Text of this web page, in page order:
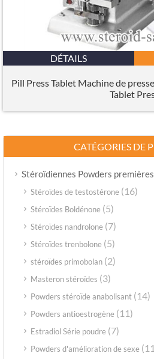
DÉTAILS
Pill Press Tablet Machine de
Tablet
CATÉGORIES DE
Stéroïdiennes Powders premières
Stéroïdes de testostérone (16)
Stéroïdes Boldénone (5)
Stéroïdes nandrolone (7)
Stéroïdes trenbolone (5)
stéroïdes primobolan (2)
Masteron stéroïdes (3)
Powders stéroïde anabolisant (14)
Powders antioestrogène (11)
Estradiol Série poudre (7)
Powders d'amélioration de sexe